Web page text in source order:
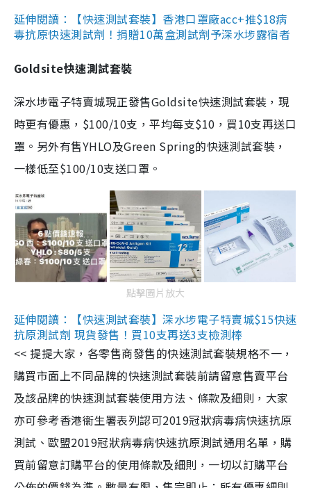
延伸閱讀：【快速測試套裝】香港口罩廠acc+推$18病
毒抗原快速測試劑！捐贈10萬盒測試劑予深水埗露宿者
Goldsite快速測試套裝
深水埗電子特賣城現正發售Goldsite快速測試套裝，現
時更有優惠，$100/10支，平均每支$10，買10支再送口
罩。另外有售YHLO及Green Spring的快速測試套裝，
一樣低至$100/10支送口罩。
點擊圖片放大
延伸閱讀：【快速測試套裝】深水埗電子特賣城$15快速
抗原測試劑 現貨發售！買10支再送3支檢測棒
<< 提提大家，各零售商發售的快速測試套裝規格不一，
購買市面上不同品牌的快速測試套裝前請留意售賣平台
及該品牌的快速測試套裝使用方法、條款及細則，大家
亦可參考香港衞生署表列認可2019冠狀病毒病快速抗原
測試、歐盟2019冠狀病毒病快速抗原測試通用名單，購
買前留意訂購平台的使用條款及細則，一切以訂購平台